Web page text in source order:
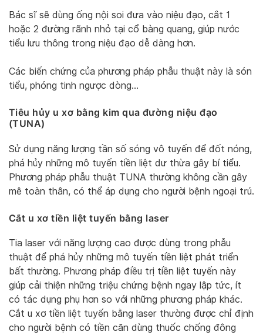
Bác sĩ sẽ dùng ống nội soi đưa vào niệu đạo, cắt 1
hoặc 2 đường rãnh nhỏ tại cổ bàng quang, giúp nước
tiểu lưu thông trong niệu đạo dễ dàng hơn.
Các biến chứng của phương pháp phẫu thuật này là són
tiểu, phóng tinh ngược dòng…
Tiêu hủy u xơ bằng kim qua đường niệu đạo
(TUNA)
Sử dụng năng lượng tần số sóng vô tuyến để đốt nóng,
phá hủy những mô tuyến tiền liệt dư thừa gây bí tiểu.
Phương pháp phẫu thuật TUNA thường không cần gây
mê toàn thân, có thể áp dụng cho người bệnh ngoại trú.
Cắt u xơ tiền liệt tuyến bằng laser
Tia laser với năng lượng cao được dùng trong phẫu
thuật để phá hủy những mô tuyến tiền liệt phát triển
bất thường. Phương pháp điều trị tiền liệt tuyến này
giúp cải thiện những triệu chứng bệnh ngay lập tức, ít
có tác dụng phụ hơn so với những phương pháp khác.
Cắt u xơ tiền liệt tuyến bằng laser thường được chỉ định
cho người bệnh có tiền căn dùng thuốc chống đông